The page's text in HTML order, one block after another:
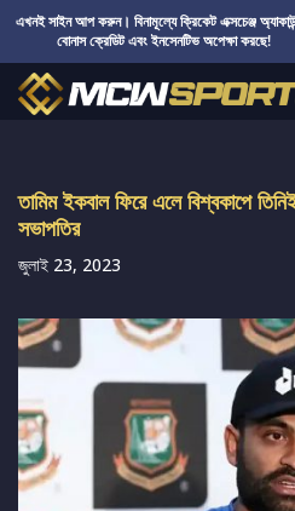
এখনই সাইন আপ করুন। বিনামূল্যে ক্রিকেট এক্সচেঞ্জ
বোনাস ক্রেডিট এবং ইনসেনটিভ অপেক্ষা করছে!
তামিম ইকবাল ফিরে এলে বিশ্বকাপে
সভাপতির
জুলাই 23, 2023